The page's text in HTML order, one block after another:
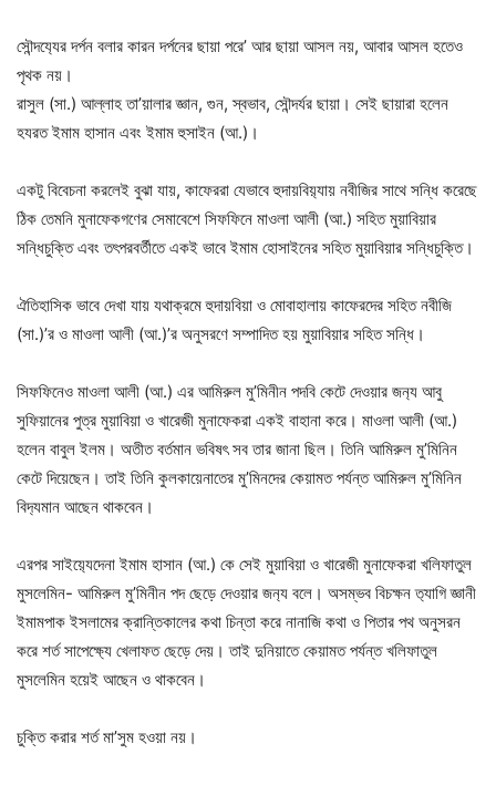
সৌন্দয‍্যের দর্পন বলার কারন দর্পনের ছায়া পরে’ আর ছায়া আসল নয়, আবার আসল হতেও
পৃথক নয়।
রাসুল (সা.) আল্লাহ তা’য়ালার জ্ঞান, গুন, স্বভাব, স‍ৌন্দর্যর ছায়া। সেই ছায়ারা হলেন
হযরত ইমাম হাসান এবং ইমাম হুসাইন (আ.)।
একটু বিবেচনা করলেই বুঝা যায়, কাফেররা যেভাবে হুদায়বিয়‍্যায় নবীজির সাথে সন্ধি করেছে
ঠিক তেমনি মুনাফেকগণের সেমাবেশে সিফফিনে মাওলা আলী (আ.) সহিত মুয়াবিয়ার
সন্ধিচুক্তি এবং তৎপরবর্তীতে একই ভাবে ইমাম হোসাইনের সহিত মুয়াবিয়ার সন্ধিচুক্তি।
ঐতিহাসিক ভাবে দেখা যায় যথাক্রমে হুদায়বিয়া ও মোবাহালায় কাফেরদের সহিত নবীজি
(সা.)’র ও মাওলা আলী (আ.)’র অনুসরণে সম্পাদিত হয় মুয়াবিয়ার সহিত সন্ধি।
সিফফিনেও মাওলা আলী (আ.) এর আমিরুল মু’মিনীন পদবি কেটে দেওয়ার জ‍ন‍্য আবু
সুফিয়ানের পুত্র মুয়াবিয়া ও খারেজী মুনাফেকরা একই বাহানা করে। মাওলা আলী (আ.)
হলেন বাবুল ইলম। অতীত বর্তমান ভবিষৎ সব তার জানা ছিল। তিনি আমিরুল মু’মিনিন
কেটে দিয়েছেন। তাই তিনি কুলকায়েনাতের মু’মিনদের কেয়ামত পর্যন্ত আমিরুল মু’মিনিন
বিদ‍্যমান আছেন থাকবেন।
এরপর সাইয়‍্যেদেনা ইমাম হাসান (আ.) কে সেই মুয়াবিয়া ও খারেজী মুনাফেকরা খলিফাতুল
মুসলেমিন- আমিরুল মু’মিনীন পদ ছেড়ে দেওয়ার জন‍্য বলে। অসম্ভব বিচক্ষন ত‍্যাগি জ্ঞানী
ইমামপাক ইসলামের ক্রান্তিকালের কথা চিন্তা করে নানাজি কথা ও পিতার পথ অনুসরন
করে শর্ত সাপেক্ষ‍্যে খেলাফত ছেড়ে দেয়। তাই দুনিয়াতে কেয়ামত পর্যন্ত খলিফাতুল
মুসলেমিন হয়েই আছেন ও থাকবেন।
চুক্তি করার শর্ত মা’সুম হওয়া নয়।